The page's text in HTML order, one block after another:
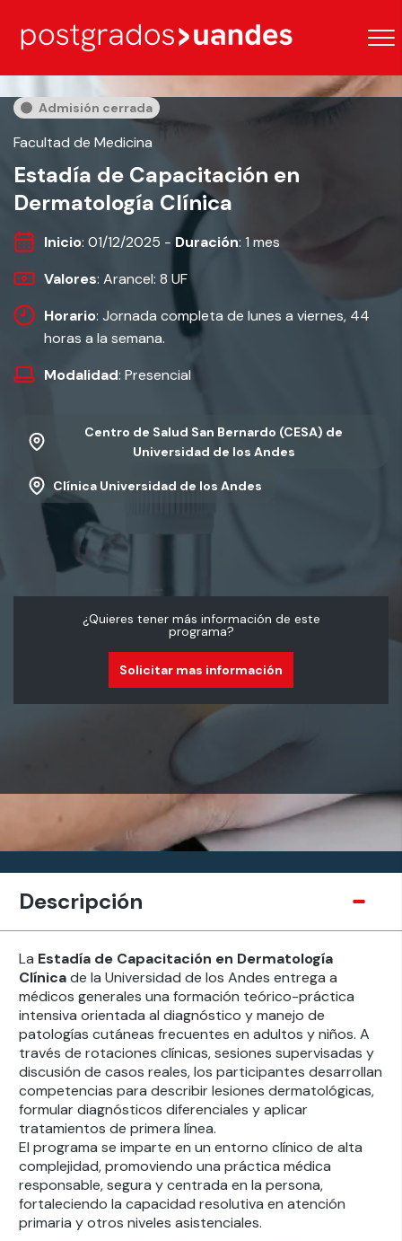
Admisión cerrada
Facultad de Medicina
Estadía de Capacitación en
Dermatología Clínica
Inicio: 01/12/2025 -Duración: 1 mes
Valores: Arancel: 8 UF
Horario: Jornada completa de lunes a viernes, 44
horas a la semana.
Modalidad: Presencial
Centro de Salud San Bernardo (CESA) de
Universidad de los Andes
Clínica Universidad de los Andes
¿Quieres tener más información de este
programa?
Solicitar mas información
Descripción
La Estadía de Capacitación en Dermatología
Clínicade la Universidad de los Andes entrega a
médicos generales una formación teórico-práctica
intensiva orientada al diagnóstico y manejo de
patologías cutáneas frecuentes en adultos y niños. A
través de rotaciones clínicas, sesiones supervisadas y
discusión de casos reales, los participantes desarrollan
competencias para describir lesiones dermatológicas,
formular diagnósticos diferenciales y aplicar
tratamientos de primera línea.
El programa se imparte en un entorno clínico de alta
complejidad, promoviendo una práctica médica
responsable, segura y centrada en la persona,
fortaleciendo la capacidad resolutiva en atención
primaria y otros niveles asistenciales.